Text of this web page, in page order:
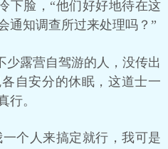
下脸，“他们好好地待在这
通知调查所过来处理吗？”
少露营自驾游的人，没传出
自安分的休眠，这道士一
行。
个人来搞定就行，我可是